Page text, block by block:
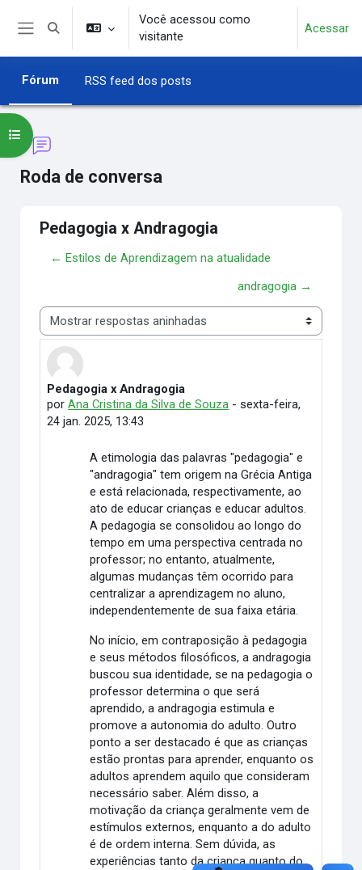
Ir para o conteúdo principal
Alternar entrada de pesquisa
Você acessou como
visitante
Acessar
Fórum RSS feed dos posts
Roda de conversa
Abrir índice do curso
Pedagogia x Andragogia
← Estilos de Aprendizagem na atualidade
andragogia →
Modo de visualização
Pedagogia x Andragogia
porAna Cristina da Silva de Souza -sexta-feira,
24 jan. 2025, 13:43
Número de respostas: 0
A etimologia das palavras "pedagogia" e
"andragogia" tem origem na Grécia Antiga
e está relacionada, respectivamente, ao
ato de educar crianças e educar adultos.
A pedagogia se consolidou ao longo do
tempo em uma perspectiva centrada no
professor; no entanto, atualmente,
algumas mudanças têm ocorrido para
centralizar a aprendizagem no aluno,
independentemente de sua faixa etária.
No início, em contraposição à pedagogia
e seus métodos filosóficos, a andragogia
buscou sua identidade, se na pedagogia o
professor determina o que será
aprendido, a andragogia estimula e
promove a autonomia do adulto. Outro
ponto a ser destacado é que as crianças
estão prontas para aprender, enquanto os
adultos aprendem aquilo que consideram
necessário saber. Além disso, a
motivação da criança geralmente vem de
estímulos externos, enquanto a do adulto
é de ordem interna. Sem dúvida, as
experiências tanto da criança quanto do